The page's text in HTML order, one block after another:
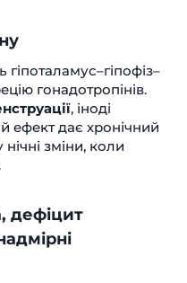
гіпоталамус–гіпофіз–
гонадотропінів.
, іноді
ефект дає хронічний
зміни, коли
дефіцит